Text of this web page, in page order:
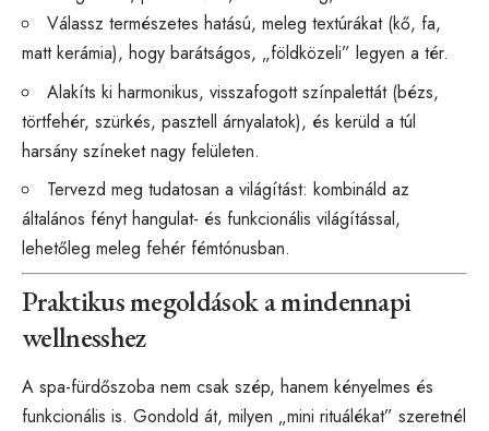
Válassz természetes hatású, meleg textúrákat (kő, fa,
matt kerámia), hogy barátságos, „földközeli” legyen a tér.
Alakíts ki harmonikus, visszafogott színpalettát (bézs,
törtfehér, szürkés, pasztell árnyalatok), és kerüld a túl
harsány színeket nagy felületen.
Tervezd meg tudatosan a világítást: kombináld az
általános fényt hangulat- és funkcionális világítással,
lehetőleg meleg fehér fémtónusban.
Praktikus megoldások a mindennapi
wellnesshez
A spa-fürdőszoba nem csak szép, hanem kényelmes és
funkcionális is. Gondold át, milyen „mini rituálékat” szeretnél